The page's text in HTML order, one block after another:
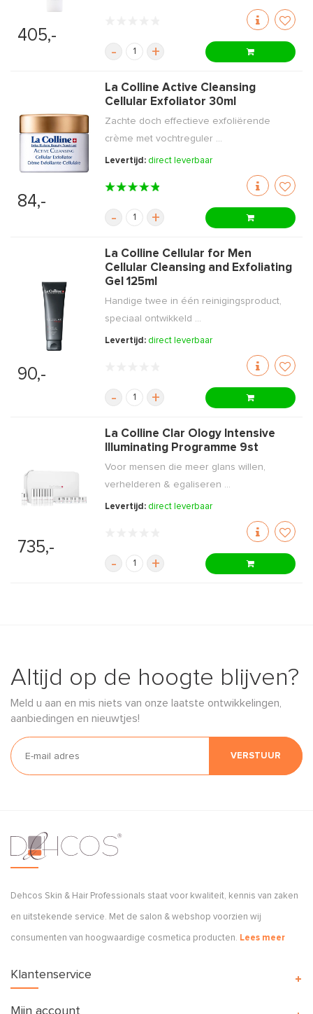
405,-
- +
84,-
La Colline Active Cleansing
Cellular Exfoliator 30ml
Zachte doch effectieve exfoliërende
crème met vochtreguler ...
Levertijd: direct leverbaar
- +
90,-
La Colline Cellular for Men
Cellular Cleansing and Exfoliating
Gel 125ml
Handige twee in één reinigingsproduct,
speciaal ontwikkeld ...
Levertijd: direct leverbaar
- +
735,-
La Colline Clar Ology Intensive
Illuminating Programme 9st
Voor mensen die meer glans willen,
verhelderen & egaliseren ...
Levertijd: direct leverbaar
- +
Altijd op de hoogte blijven?
Meld u aan en mis niets van onze laatste ontwikkelingen,
aanbiedingen en nieuwtjes!
VERSTUUR
Dehcos Skin & Hair Professionals staat voor kwaliteit, kennis van zaken
en uitstekende service. Met de salon & webshop voorzien wij
consumenten van hoogwaardige cosmetica producten. Lees meer
Klantenservice
Mijn account